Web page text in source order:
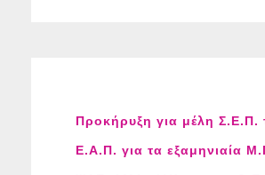
Προκήρυξη για μέλη Σ.Ε.Π.
Ε.Α.Π. για τα εξαμηνιαία